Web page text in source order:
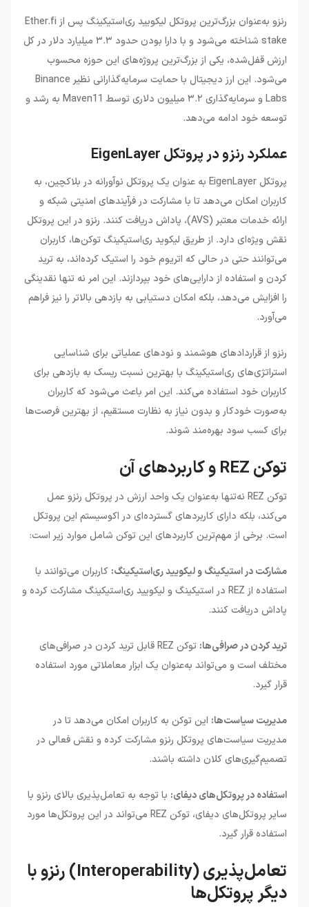
رنزو به‌عنوان بزرگ‌ترین پروتکل لیکویید ری‌استیکینگ پس از Ether.fi
stake شناخته می‌شود و با دارا بودن حدود ۳.۳ میلیارد دلار در کل
ارزش قفل‌شده، یکی از بزرگ‌ترین پروژه‌های این حوزه محسوب
می‌شود. این ارز دیجیتال با حمایت سرمایه‌گذارانی نظیر Binance
Labs و سرمایه‌گذاری ۳.۲ میلیون دلاری توسط Maven11 به رشد و
توسعه خود ادامه می‌دهد.
عملکرد رنزو در پروتکل EigenLayer
پروتکل EigenLayer به عنوان یک پروتکل نوآورانه در بلاکچین، به
کاربران امکان می‌دهد تا با مشارکت در فرآیندهای امنیتی شبکه و
ارائه خدمات معتبر (AVS)، پاداش دریافت کنند. رنزو در این پروتکل
نقش ویژه‌ای دارد. از طریق لیکوید ری‌استیکینگ توکن‌ها، کاربران
می‌توانند حتی در حالی که اتریوم خود را استیک کرده‌اند، به ترید
کردن و استفاده از دارایی‌های خود بپردازند. این امر نه تنها نقدینگی
را افزایش می‌دهد، بلکه امکان دستیابی به بازدهی بالاتر را نیز فراهم
می‌آورد.
رنزو از قراردادهای هوشمند و نودهای عملیاتی برای شناسایی
استراتژی‌های ری‌استیکینگ با بهترین نسبت ریسک به بازدهی برای
کاربران خود استفاده می‌کند. این امر باعث می‌شود که کاربران
به‌صورت خودکار و بدون نیاز به نظارت مستقیم، از بهترین فرصت‌ها
برای کسب سود بهره‌مند شوند.
توکن REZ و کاربردهای آن
توکن REZ نه‌تنها به‌عنوان یک واحد ارزش در پروتکل رنزو عمل
می‌کند، بلکه دارای کاربردهای گسترده‌ای در اکوسیستم این پروتکل
است. برخی از مهم‌ترین کاربردهای این توکن شامل موارد زیر است:
مشارکت در استیکینگ و لیکویید ری‌استیکینگ: کاربران می‌توانند با
استفاده از REZ در استیکینگ و لیکویید ری‌استیکینگ مشارکت کرده و
پاداش دریافت کنند.
ترید کردن در صرافی‌ها:
توکن REZ قابل ترید کردن در صرافی‌های
مختلف است و می‌تواند به‌عنوان یک ابزار معاملاتی مورد استفاده
قرار گیرد.
مدیریت سیاست‌ها: این توکن به کاربران امکان می‌دهد تا در
مدیریت سیاست‌های پروتکل رنزو مشارکت کرده و نقش فعالی در
تصمیم‌گیری‌های کلان داشته باشند.
استفاده در پروتکل‌های دیفای: با توجه به تعامل‌پذیری بالای رنزو با
سایر پروتکل‌های دیفای، توکن REZ می‌تواند در این پروتکل‌ها مورد
استفاده قرار گیرد.
تعامل‌پذیری (Interoperability) رنزو با
دیگر پروتکل‌ها